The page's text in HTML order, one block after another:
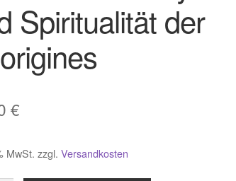
Spiritualität der
€
MwSt. zzgl.Versandkosten